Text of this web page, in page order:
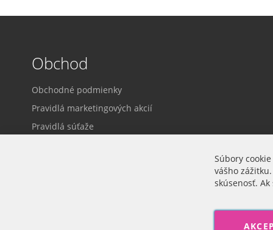
Obchod
Obchodné podmienky
Pravidlá marketingových akcií
Pravidlá súťaže
Súbory
vášho
skúsenosť.